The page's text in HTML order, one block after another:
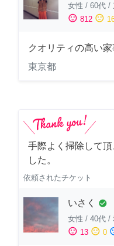
女性 / 60代 /
sentiment_satisfied 812 sentiment_neutral
クオリティの高い
東京都
手際よく掃除して
した。
依頼されたチケット
いさく check_circle
女性 / 40代 /
sentiment_satisfied 13 sentiment_neutral 0